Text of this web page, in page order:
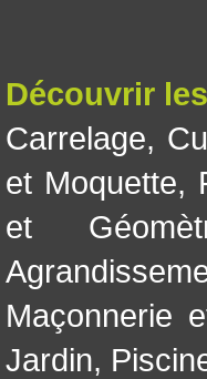
Découvrir
Carrelage,
et Moquette,
et
Maçonnerie
Jardin,